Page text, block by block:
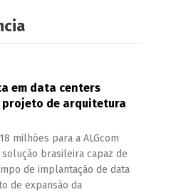
em data centers
projeto de arquitetura
milhões para a ALGcom
brasileira capaz de
de implantação de data
de expansão da